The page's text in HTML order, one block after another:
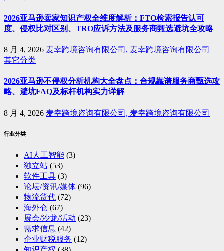
2026亚马逊卖家知识产权全维度解析：FTO检索报告认可
度、侵权比对区别、TRO应诉方法及服务商甄选避坑全攻略
8 月 4, 2026 麦幸跨境咨询有限公司, 麦幸跨境咨询有限公司
其它分类
2026亚马逊不侵权分析机构大全盘点：合规靠谱服务商甄选攻
略、避坑FAQ及标杆机构实力详解
8 月 4, 2026 麦幸跨境咨询有限公司, 麦幸跨境咨询有限公司
行业分类
AI人工智能 (3)
独立站 (53)
软件工具 (3)
论坛/资讯/媒体 (96)
物流货代 (72)
海外仓 (67)
展会/沙龙/活动 (23)
需求信息 (42)
企业财税服务 (12)